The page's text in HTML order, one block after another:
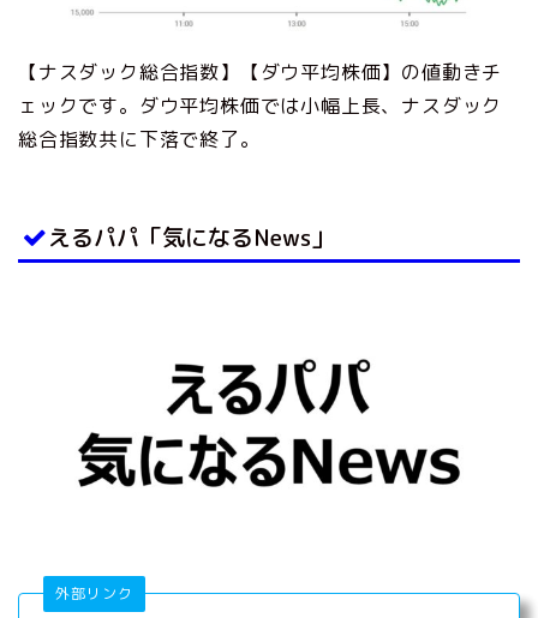
【ナスダック総合指数】【ダウ平均株価】の値動きチ
ェックです。ダウ平均株価では小幅上長、ナスダック
総合指数共に下落で終了。
えるパパ「気になるNews」
外部リンク